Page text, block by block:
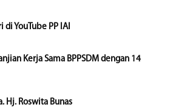
di YouTube PP IAI
Kerja Sama BPPSDM dengan 14
Hj. Roswita Bunas